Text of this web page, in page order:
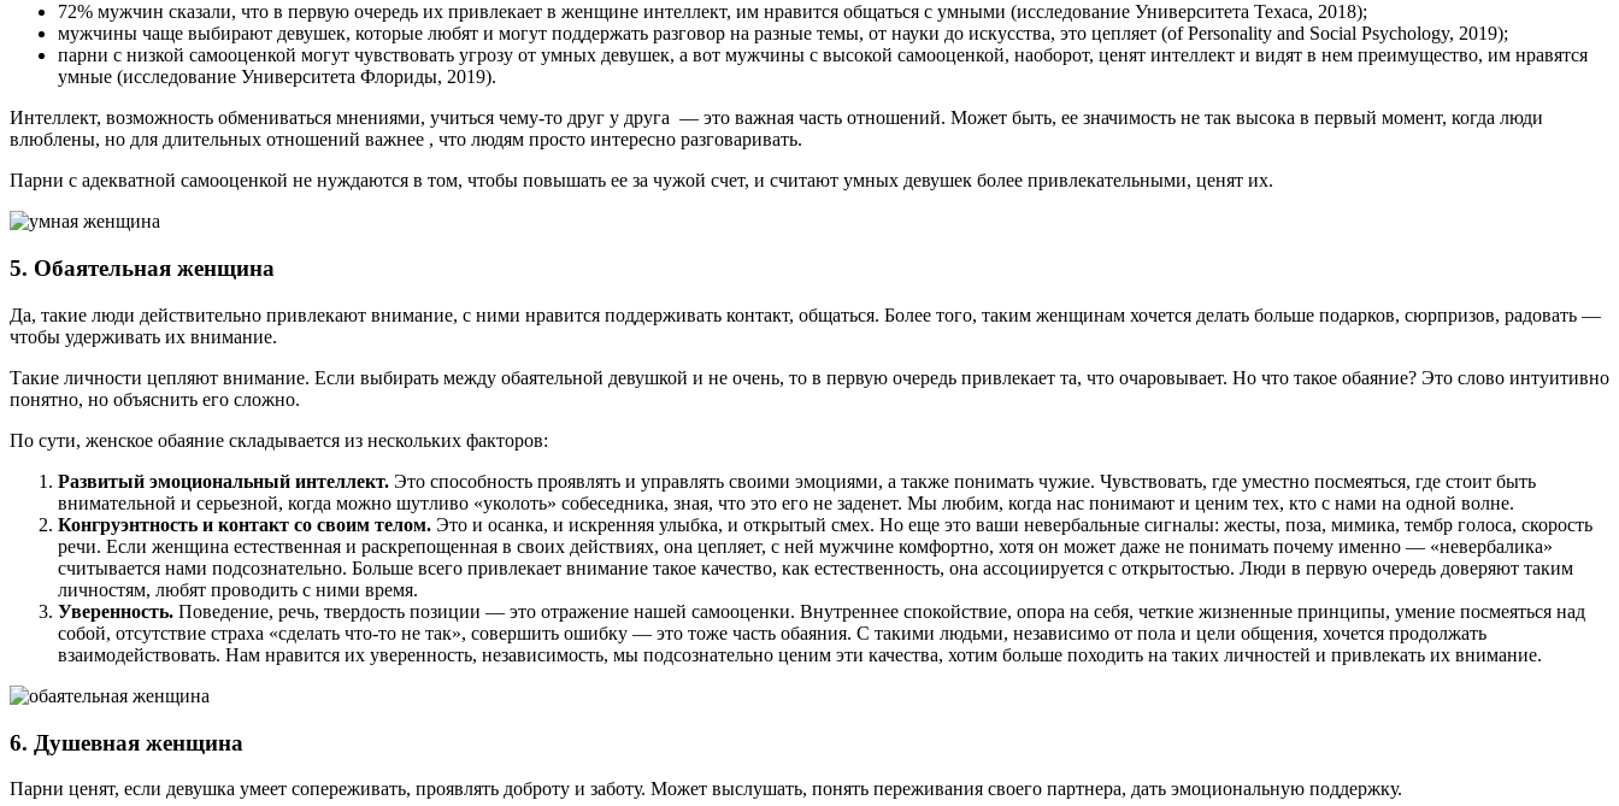
72% мужчин сказали, что в первую очередь их привлекает в женщине интеллект, им нравится общаться с умными (исследование Университета Техаса, 2018);
мужчины чаще выбирают девушек, которые любят и могут поддержать разговор на разные темы, от науки до искусства, это цепляет (of Personality and Social Psychology, 2019);
парни с низкой самооценкой могут чувствовать угрозу от умных девушек, а вот мужчины с высокой самооценкой, наоборот, ценят интеллект и видят в нем преимущество, им нравятся
умные (исследование Университета Флориды, 2019).
Интеллект, возможность обмениваться мнениями, учиться чему-то друг у друга — это важная часть отношений. Может быть, ее значимость не так высока в первый момент, когда люди
влюблены, но для длительных отношений важнее , что людям просто интересно разговаривать.
Парни с адекватной самооценкой не нуждаются в том, чтобы повышать ее за чужой счет, и считают умных девушек более привлекательными, ценят их.
5. Обаятельная женщина
Да, такие люди действительно привлекают внимание, с ними нравится поддерживать контакт, общаться. Более того, таким женщинам хочется делать больше подарков, сюрпризов, радовать —
чтобы удерживать их внимание.
Такие личности цепляют внимание. Если выбирать между обаятельной девушкой и не очень, то в первую очередь привлекает та, что очаровывает. Но что такое обаяние? Это слово интуитивно
понятно, но объяснить его сложно.
По сути, женское обаяние складывается из нескольких факторов:
Развитый эмоциональный интеллект. Это способность проявлять и управлять своими эмоциями, а также понимать чужие. Чувствовать, где уместно посмеяться, где стоит быть
внимательной и серьезной, когда можно шутливо «уколоть» собеседника, зная, что это его не заденет. Мы любим, когда нас понимают и ценим тех, кто с нами на одной волне.
Конгруэнтность и контакт со своим телом. Это и осанка, и искренняя улыбка, и открытый смех. Но еще это ваши невербальные сигналы: жесты, поза, мимика, тембр голоса, скорость
речи. Если женщина естественная и раскрепощенная в своих действиях, она цепляет, с ней мужчине комфортно, хотя он может даже не понимать почему именно — «невербалика»
считывается нами подсознательно. Больше всего привлекает внимание такое качество, как естественность, она ассоциируется с открытостью. Люди в первую очередь доверяют таким
личностям, любят проводить с ними время.
Уверенность. Поведение, речь, твердость позиции — это отражение нашей самооценки. Внутреннее спокойствие, опора на себя, четкие жизненные принципы, умение посмеяться над
собой, отсутствие страха «сделать что-то не так», совершить ошибку — это тоже часть обаяния. С такими людьми, независимо от пола и цели общения, хочется продолжать
взаимодействовать. Нам нравится их уверенность, независимость, мы подсознательно ценим эти качества, хотим больше походить на таких личностей и привлекать их внимание.
6. Душевная женщина
Парни ценят, если девушка умеет сопереживать, проявлять доброту и заботу. Может выслушать, понять переживания своего партнера, дать эмоциональную поддержку.